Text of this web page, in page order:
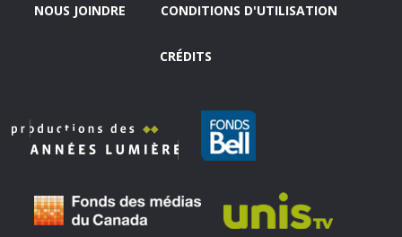
NOUS JOINDRE CONDITIONS D'UTILISATION
CRÉDITS